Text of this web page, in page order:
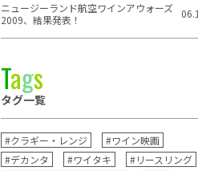
ニュージーランド航空ワインアウォーズ
2009、結果発表！
Tags
タグ一覧
#クラギー・レンジ
#ワイン映画
#デカンタ
#ワイタキ
#リースリング